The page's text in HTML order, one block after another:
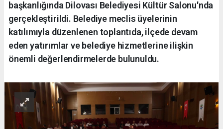
başkanlığında Dilovası Belediyesi Kültür Salonu'nda
gerçekleştirildi. Belediye meclis üyelerinin
katılımıyla düzenlenen toplantıda, ilçede devam
eden yatırımlar ve belediye hizmetlerine ilişkin
önemli değerlendirmelerde bulunuldu.